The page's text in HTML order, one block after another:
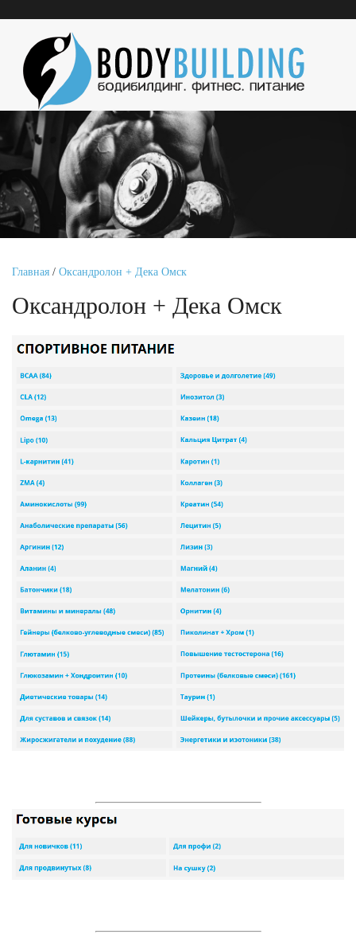
Главная / Оксандролон + Дека Омск
Оксандролон + Дека Омск